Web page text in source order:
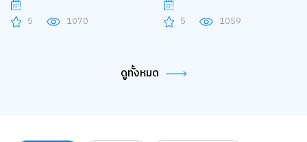
5 1070 5 1059
ดูทั้งหมด